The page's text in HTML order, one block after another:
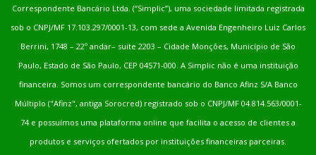
Correspondente Bancário Ltda. (“Simplic”), uma sociedade limitada registrada
sob o CNPJ/MF 17.103.297/0001-13, com sede a Avenida Engenheiro Luiz Carlos
Berrini, 1748 – 22º andar– suite 2203 – Cidade Monções, Município de São
Paulo, Estado de São Paulo, CEP 04571-000. A Simplic não é uma instituição
financeira. Somos um correspondente bancário do Banco Afinz S/A Banco
Múltiplo ("Afinz", antiga Sorocred) registrado sob o CNPJ/MF 04.814.563/0001-
74 e possuímos uma plataforma online que facilita o acesso de clientes a
produtos e serviços ofertados por instituições financeiras parceiras.